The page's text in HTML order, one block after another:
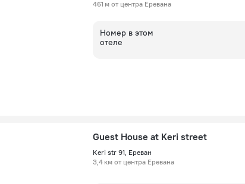
461 м от центра Еревана
Номер в этом
отеле
Guest House at Keri street
Keri str 91, Ереван
3,4 км от центра Еревана